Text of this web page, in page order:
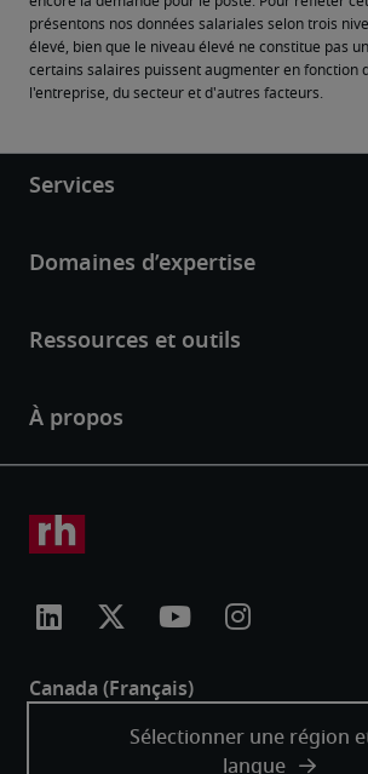
présentons nos données salariales selon trois
élevé, bien que le niveau élevé ne constitue pas
certains salaires puissent augmenter en fonction
l'entreprise, du secteur et d'autres facteurs.